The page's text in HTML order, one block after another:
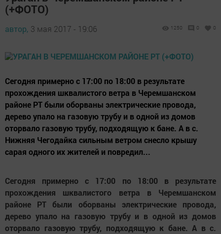
(+ФОТО)
автор, 3 мая 2017 - 19:06 1250 0 0
Сегодня примерно с 17:00 по 18:00 в результате
прохождения шквалистого ветра в Черемшанском
районе РТ были оборваны электрические провода,
дерево упало на газовую трубу и в одной из домов
оторвало газовую трубу, подходящую к бане. А в с.
Нижняя Чегодайка сильным ветром снесло крышу
сарая одного их жителей и повредил...
Сегодня примерно с 17:00 по 18:00 в результате
прохождения шквалистого ветра в Черемшанском
районе РТ были оборваны электрические провода,
дерево упало на газовую трубу и в одной из домов
оторвало газовую трубу, подходящую к бане. А в с.